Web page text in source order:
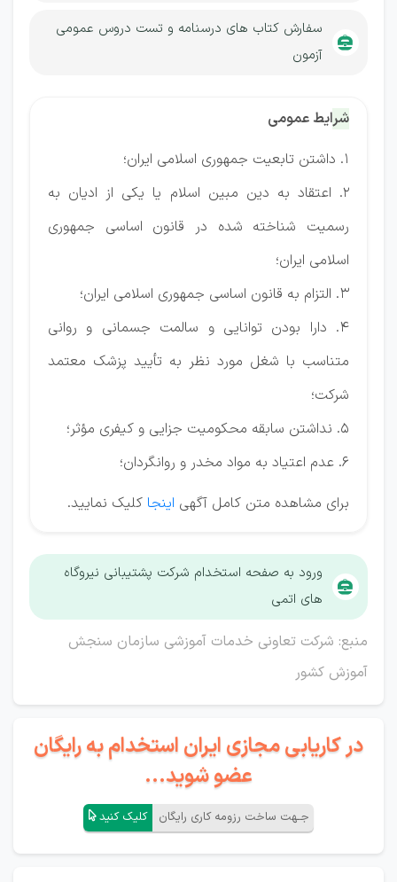
سفارش کتاب های درسنامه و تست دروس عمومی
آزمون
شرایط عمومی
1. داشتن تابعیت جمهوری اسلامی ایران؛
2. اعتقاد به دین مبین اسلام یا یکی از ادیان به
رسمیت شناخته شده در قانون اساسی جمهوری
اسلامی ایران؛
3. التزام به قانون اساسی جمهوری اسلامی ایران؛
4. دارا بودن توانایی و سالمت جسمانی و روانی
متناسب با شغل مورد نظر به تأیید پزشک معتمد
شرکت؛
5. نداشتن سابقه محکومیت جزایی و کیفری مؤثر؛
6. عدم اعتیاد به مواد مخدر و روانگردان؛
برای مشاهده متن کامل آگهی اینجا کلیک نمایید.
ورود به صفحه استخدام شرکت پشتیبانی نیروگاه
های اتمی
منبع: شرکت تعاونی خدمات آموزشی سازمان سنجش
آموزش کشور
در کاریابی مجازی ایران استخدام به رایگان
عضو شوید...
جـهت ساخت رزومه کاری رایگان کلیک کنید